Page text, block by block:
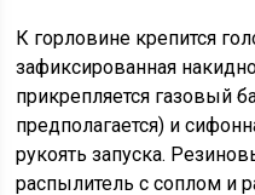
К горловине крепится
зафиксированная
прикрепляется газовый
предполагается) и
рукоять запуска.
распылитель с соплом и